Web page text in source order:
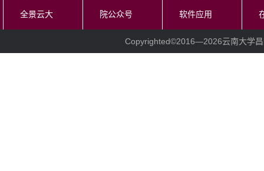
全景云大 院公众号 软件应用
Copyrighted©2016—2026云南大学